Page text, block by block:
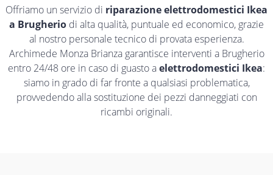
Offriamo un servizio di riparazione elettrodomestici Ikea
a Brugherio di alta qualità, puntuale ed economico, grazie
al nostro personale tecnico di provata esperienza.
Archimede Monza Brianza garantisce interventi a Brugherio
entro 24/48 ore in caso di guasto aelettrodomestici Ikea:
siamo in grado di far fronte a qualsiasi problematica,
provvedendo alla sostituzione dei pezzi danneggiati con
ricambi originali.